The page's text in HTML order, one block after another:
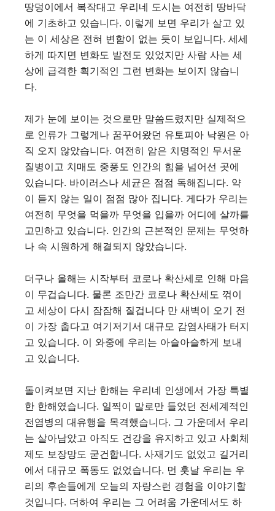
땅덩이에서 복작대고 우리네 도시는 여전히 땅바닥
에 기초하고 있습니다. 이렇게 보면 우리가 살고 있
는 이 세상은 전혀 변함이 없는 듯이 보입니다. 세세
하게 따지면 변화도 발전도 있었지만 사람 사는 세
상에 급격한 획기적인 그런 변화는 보이지 않습니
다.
제가 눈에 보이는 것으로만 말씀드렸지만 실제적으
로 인류가 그렇게나 꿈꾸어왔던 유토피아 낙원은 아
직 오지 않았습니다. 여전히 암은 치명적인 무서운
질병이고 치매도 중풍도 인간의 힘을 넘어선 곳에
있습니다. 바이러스나 세균은 점점 독해집니다. 약
이 듣지 않는 일이 점점 많아 집니다. 게다가 우리는
여전히 무엇을 먹을까 무엇을 입을까 어디에 살까를
고민하고 있습니다. 인간의 근본적인 문제는 무엇하
나 속 시원하게 해결되지 않았습니다.
더구나 올해는 시작부터 코로나 확산세로 인해 마음
이 무겁습니다. 물론 조만간 코로나 확산세도 꺾이
고 세상이 다시 잠잠해 질겁니다 만 새벽이 오기 전
이 가장 춥다고 여기저기서 대규모 감염사태가 터지
고 있습니다. 이 와중에 우리는 아슬아슬하게 보내
고 있습니다.
돌이켜보면 지난 한해는 우리네 인생에서 가장 특별
한 한해였습니다. 일찍이 말로만 들었던 전세계적인
전염병의 대유행을 목격했습니다. 그 가운데서 우리
는 살아남았고 아직도 건강을 유지하고 있고 사회체
제도 보장망도 굳건합니다. 사재기도 없었고 길거리
에서 대규모 폭동도 없었습니다. 먼 훗날 우리는 우
리의 후손들에게 오늘의 자랑스런 경험을 이야기할
것입니다. 더하여 우리는 그 어려움 가운데서도 하